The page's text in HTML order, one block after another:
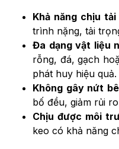
Khả năng chịu tải
trình nặng, tải
Đa dạng vật liệu
rỗng, đá, gạch
phát huy hiệu quả.
Không gây nứt
bố đều, giảm rủi
Chịu được môi
keo có khả năng